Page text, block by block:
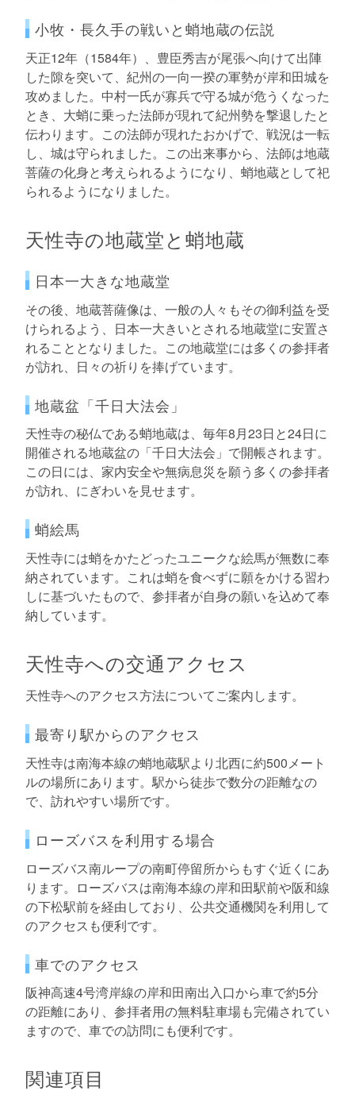
小牧・長久手の戦いと蛸地蔵の伝説
天正12年（1584年）、豊臣秀吉が尾張へ向けて出陣
した隙を突いて、紀州の一向一揆の軍勢が岸和田城を
攻めました。中村一氏が寡兵で守る城が危うくなった
とき、大蛸に乗った法師が現れて紀州勢を撃退したと
伝わります。この法師が現れたおかげで、戦況は一転
し、城は守られました。この出来事から、法師は地蔵
菩薩の化身と考えられるようになり、蛸地蔵として祀
られるようになりました。
天性寺の地蔵堂と蛸地蔵
日本一大きな地蔵堂
その後、地蔵菩薩像は、一般の人々もその御利益を受
けられるよう、日本一大きいとされる地蔵堂に安置さ
れることとなりました。この地蔵堂には多くの参拝者
が訪れ、日々の祈りを捧げています。
地蔵盆「千日大法会」
天性寺の秘仏である蛸地蔵は、毎年8月23日と24日に
開催される地蔵盆の「千日大法会」で開帳されます。
この日には、家内安全や無病息災を願う多くの参拝者
が訪れ、にぎわいを見せます。
蛸絵馬
天性寺には蛸をかたどったユニークな絵馬が無数に奉
納されています。これは蛸を食べずに願をかける習わ
しに基づいたもので、参拝者が自身の願いを込めて奉
納しています。
天性寺への交通アクセス
天性寺へのアクセス方法についてご案内します。
最寄り駅からのアクセス
天性寺は南海本線の蛸地蔵駅より北西に約500メート
ルの場所にあります。駅から徒歩で数分の距離なの
で、訪れやすい場所です。
ローズバスを利用する場合
ローズバス南ループの南町停留所からもすぐ近くにあ
ります。ローズバスは南海本線の岸和田駅前や阪和線
の下松駅前を経由しており、公共交通機関を利用して
のアクセスも便利です。
車でのアクセス
阪神高速4号湾岸線の岸和田南出入口から車で約5分
の距離にあり、参拝者用の無料駐車場も完備されてい
ますので、車での訪問にも便利です。
関連項目